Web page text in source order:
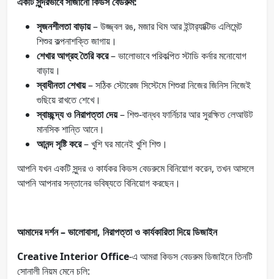
সৃজনশীলতা বাড়ায়– উজ্জ্বল রঙ, মজার থিম আর ইন্টার‌্যাক্টিভ এলিমেন্ট
শিশুর কল্পনাশক্তি জাগায়।
শেখার আগ্রহ তৈরি করে– ভালোভাবে পরিকল্পিত স্টাডি কর্নার মনোযোগ
বাড়ায়।
স্বাধীনতা শেখায়– সঠিক স্টোরেজ সিস্টেমে শিশুরা নিজের জিনিস নিজেই
গুছিয়ে রাখতে শেখে।
স্বাচ্ছন্দ্য ও নিরাপত্তা দেয়– শিশু-বান্ধব ফার্নিচার আর সুরক্ষিত লেআউট
মানসিক শান্তি আনে।
আনন্দ সৃষ্টি করে– খুশি ঘর মানেই খুশি শিশু।
আপনি যখন একটি সুন্দর ও কার্যকর কিডস বেডরুমে বিনিয়োগ করেন, তখন আসলে
আপনি আপনার সন্তানের ভবিষ্যতে বিনিয়োগ করছেন।
আমাদের দর্শন – ভালোবাসা, নিরাপত্তা ও কার্যকারিতা দিয়ে ডিজাইন
Creative Interior Office-এ আমরা কিডস বেডরুম ডিজাইনে তিনটি
সোনালী নিয়ম মেনে চলি: